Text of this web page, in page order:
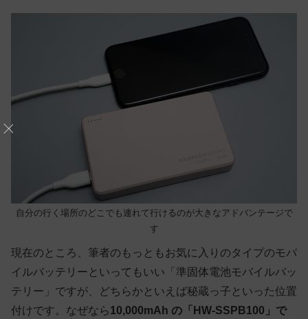
自分の行く場所のどこでも連れて行けるのが大きなアドバンテージで
す
現在のところ、筆者のもっともお気に入りのタイプのモバ
イルバッテリーといってもいい「準固体電池モバイルバッ
テリー」ですが、どちらかといえば秘蔵っ子といった位置
付けです。なぜなら10,000mAh の「HW-SSPB100」で